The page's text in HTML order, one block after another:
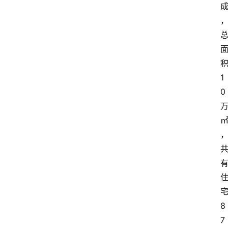
成
，
总
面
积
1
0
万
㎡
，
共
有
住
宅
8
7